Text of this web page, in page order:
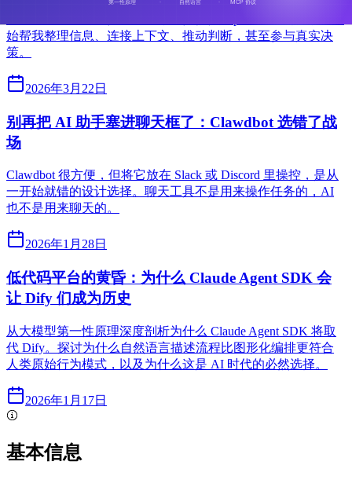
始帮我整理信息、连接上下文、推动判断，甚至参与真实决
策。
2026年3月22日
别再把 AI 助手塞进聊天框了：Clawdbot 选错了战
场
Clawdbot 很方便，但将它放在 Slack 或 Discord 里操控，是从
一开始就错的设计选择。聊天工具不是用来操作任务的，AI
也不是用来聊天的。
2026年1月28日
低代码平台的黄昏：为什么 Claude Agent SDK 会
让 Dify 们成为历史
从大模型第一性原理深度剖析为什么 Claude Agent SDK 将取
代 Dify。探讨为什么自然语言描述流程比图形化编排更符合
人类原始行为模式，以及为什么这是 AI 时代的必然选择。
2026年1月17日
基本信息